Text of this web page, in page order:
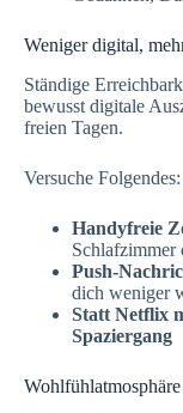
Weniger digital,
Ständige
bewusst digitale
freien Tagen.
Versuche Folgendes:
Handyfreie
Schlafzimmer
Push-
dich weniger
Statt Netflix
Spaziergang